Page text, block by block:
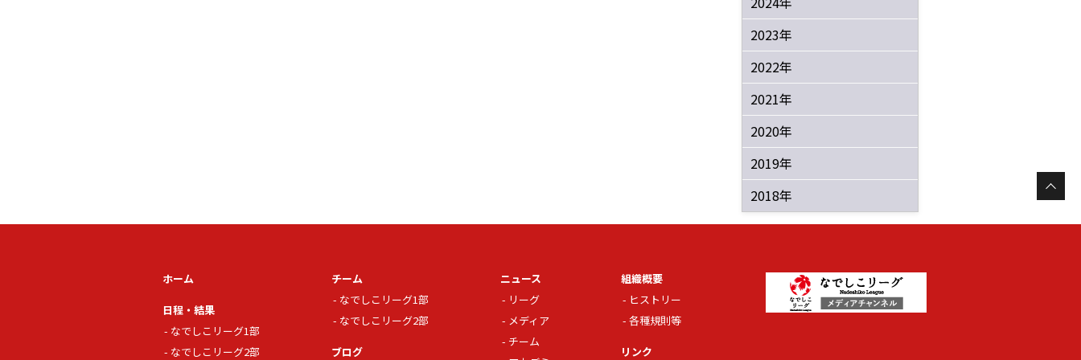
2023年
2022年
2021年
2020年
2019年
2018年
ホーム
日程・結果
なでしこリーグ1部
なでしこリーグ2部
チーム
なでしこリーグ1部
なでしこリーグ2部
ブログ
ニュース
リーグ
メディア
チーム
組織概要
ヒストリー
各種規則等
リンク